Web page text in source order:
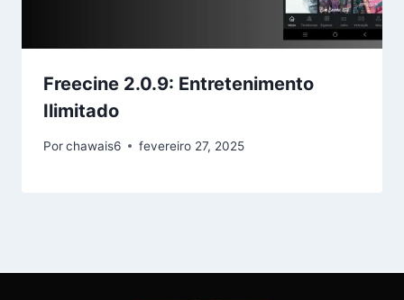
Freecine 2.0.9: Entretenimento
Ilimitado
Porchawais6 fevereiro 27, 2025